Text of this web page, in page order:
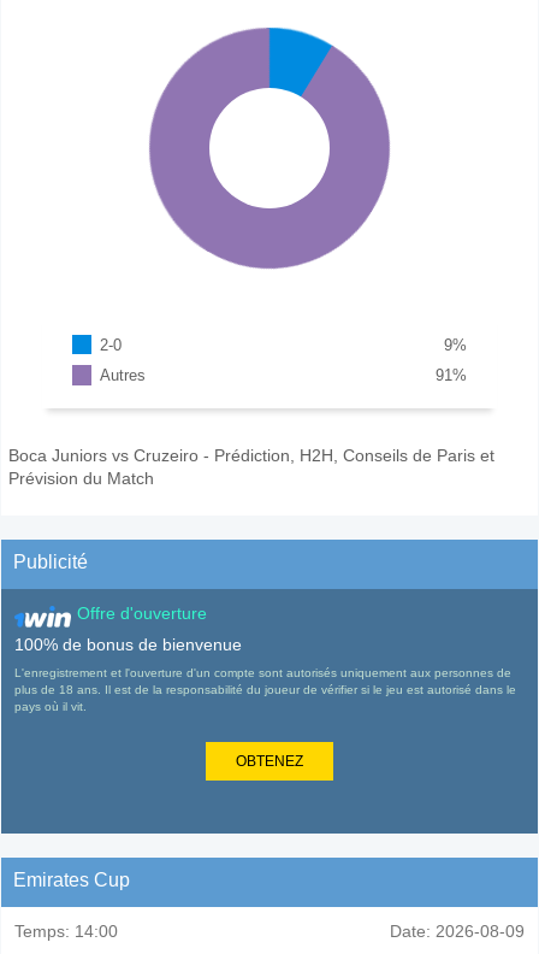
2-0 %
9
Autres
%
91
Boca Juniors vs Cruzeiro - Prédiction, H2H, Conseils de Paris et
Prévision du Match
Publicité
Offre d'ouverture
100% de bonus de bienvenue
L'enregistrement et l'ouverture d'un compte sont autorisés uniquement aux personnes de
plus de 18 ans. Il est de la responsabilité du joueur de vérifier si le jeu est autorisé dans le
pays où il vit.
OBTENEZ
Emirates Cup
Temps: 14:00 Date: 2026-08-09